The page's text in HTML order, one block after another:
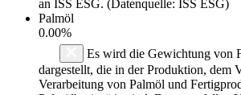
an ISS ESG. (Datenquelle: ISS ESG)
Palmöl
0.00%
Es wird die Gewichtung von
dargestellt, die in der Produktion, dem
Verarbeitung von Palmöl und